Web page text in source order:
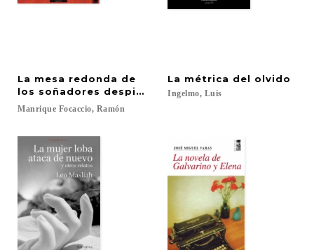
La mesa redonda de
los soñadores despiertos
Manrique Focaccio, Ramón
La métrica del olvido
Ingelmo, Luis